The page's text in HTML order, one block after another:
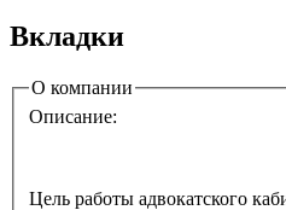
Вкладки
О компании
Описание:
Цель работы адвокатского